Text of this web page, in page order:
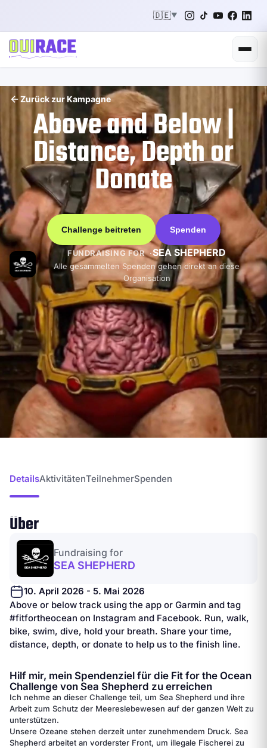
🇩🇪▼
Zurück zur Kampagne
Above and Below |
Distance, Depth or
Donate
Challenge beitreten Spenden
FUNDRAISING FOR SEA SHEPHERD
Alle gesammelten Spenden gehen direkt an diese
Organisation
DetailsAktivitätenTeilnehmerSpenden
Über
Fundraising for
SEA SHEPHERD
10. April 2026 - 5. Mai 2026
Above or below track using the app or Garmin and tag
#fitfortheocean on Instagram and Facebook. Run, walk,
bike, swim, dive, hold your breath. Share your time,
distance, depth, or donate to help us to the finish line.
Hilf mir, mein Spendenziel für die Fit for the Ocean
Challenge von Sea Shepherd zu erreichen
Ich nehme an dieser Challenge teil, um Sea Shepherd und ihre
Arbeit zum Schutz der Meereslebewesen auf der ganzen Welt zu
unterstützen.
Unsere Ozeane stehen derzeit unter zunehmendem Druck. Sea
Shepherd arbeitet an vorderster Front, um illegale Fischerei zu